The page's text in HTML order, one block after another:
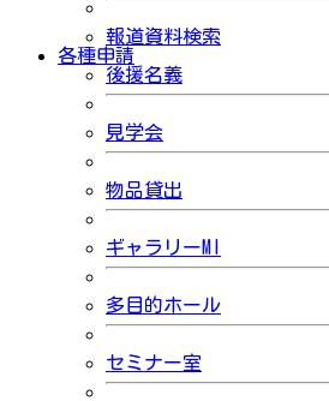
報道資料検索
各種申請
後援名義
見学会
物品貸出
ギャラリーMI
多目的ホール
セミナー室